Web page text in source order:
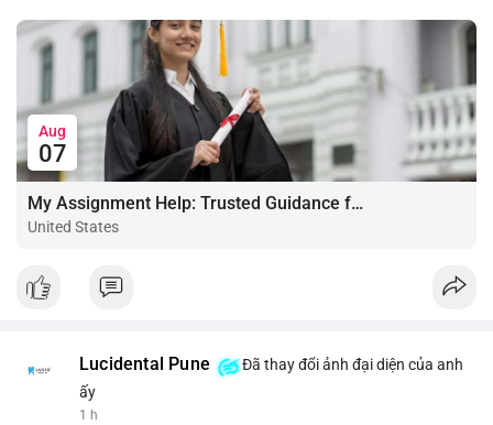
Aug
07
My Assignment Help: Trusted Guidance for Academic Excellence
United States
Lucidental Pune
Đã thay đổi ảnh đại diện của anh
ấy
1 h